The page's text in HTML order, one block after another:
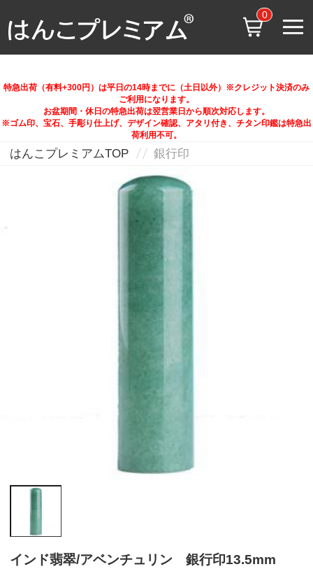
0
特急出荷（有料+300円）は平日の14時までに（土日以外）※クレジット決済のみ
ご利用になります。
お盆期間・休日の特急出荷は翌営業日から順次対応します。
※ゴム印、宝石、手彫り仕上げ、デザイン確認、アタリ付き、チタン印鑑は特急出
荷利用不可。
はんこプレミアムTOP 銀行印
インド翡翠/アベンチュリン 銀行印13.5mm